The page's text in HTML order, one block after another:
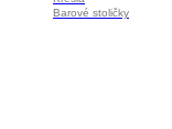
Barové stoličky